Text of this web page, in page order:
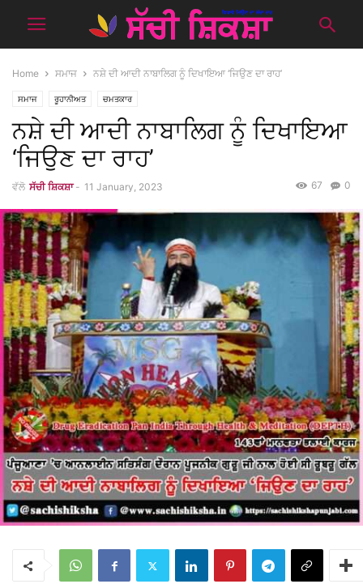
Home ਸਮਾਜ ਨਸ਼ੇ ਦੀ ਆਦੀ ਨਾਬਾਲਿਗ ਨੂੰ ਦਿਖਾਇਆ ‘ਜਿਉਣ ਦਾ ਰਾਹ’
ਸਮਾਜ ਰੂਹਾਨੀਅਤ ਚਮਤਕਾਰ
ਨਸ਼ੇ ਦੀ ਆਦੀ ਨਾਬਾਲਿਗ ਨੂੰ ਦਿਖਾਇਆ
‘ਜਿਉਣ ਦਾ ਰਾਹ’
ਵੱਲੋ ਸੱਚੀ ਸ਼ਿਕਸ਼ਾ - 11 January, 2023 0
67